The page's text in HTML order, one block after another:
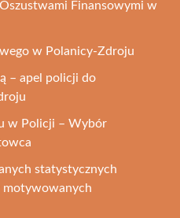
Finansowymi w
w Polanicy-Zdroju
– apel policji do
w Policji – Wybór
statystycznych
motywowanych